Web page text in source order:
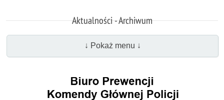
Aktualności - Archiwum
↓ Pokaż menu ↓